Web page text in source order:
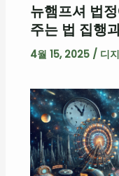
뉴햄프셔 법
주는 법 집행
4월 15, 2025 / 디